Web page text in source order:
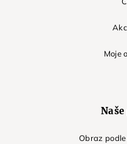
Moje
Obraz